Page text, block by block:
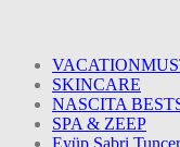
SKINCARE
NASCITA
SPA & ZEEP
Eyüp Sabri Tuncer